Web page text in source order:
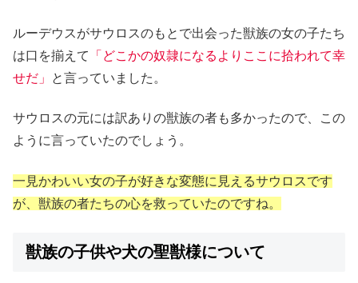
ルーデウスがサウロスのもとで出会った獣族の女の子たち
は口を揃えて
「どこかの奴隷になるよりここに拾われて幸
せだ」
と言っていました。
サウロスの元には訳ありの獣族の者も多かったので、この
ように言っていたのでしょう。
一見かわいい女の子が好きな変態に見えるサウロスです
が、獣族の者たちの心を救っていたのですね。
獣族の子供や犬の聖獣様について